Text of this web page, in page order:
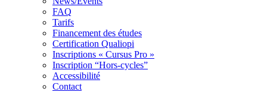
FAQ
Tarifs
Financement des études
Certification Qualiopi
Inscriptions « Cursus Pro »
Inscription “Hors-cycles”
Accessibilité
Contact